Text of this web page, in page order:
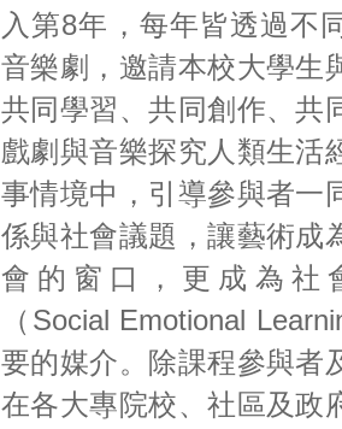
入第8年，每年皆透過不
音樂劇，邀請本校大學生
共同學習、共同創作、共
戲劇與音樂探究人類生活
事情境中，引導參與者一
係與社會議題，讓藝術成
會的窗口，更成為社
（Social Emotional
要的媒介。除課程參與者
在各大專院校、社區及政